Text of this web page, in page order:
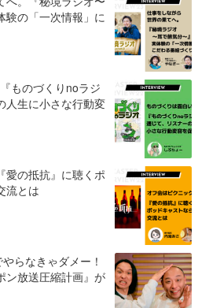
験の「一次情報」に
ものづくりnoラジ
人生に小さな行動変
愛の抵抗』に聴くポ
流とは
らなきゃダメー！
ン放送圧縮計画』が